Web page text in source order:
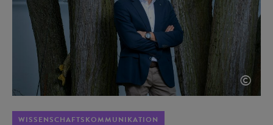
©
WISSENSCHAFTSKOMMUNIKATION